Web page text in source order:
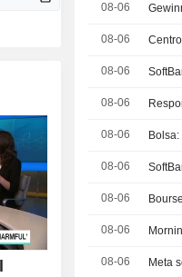
08-06
08-06
08-06
08-06
08-06
08-06
08-06
08-06
08-06 Meta